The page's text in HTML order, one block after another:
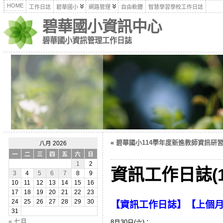
HOME 工作日誌 碧華國小 網路管理 自由軟體 智慧學習學校工作日誌
碧華國小資訊中心
碧華國小資訊管理工作日誌
八月 2026
一
二 三 四 五 六
日
1
2
3
4 5 6 7 8
9
10
11 12 13 14 15
16
17
18 19 20 21 22
23
24
25 26 27 28 29
30
31
« 七月
« 碧華國小114學年度新進教師資訊研
資訊工作日誌
【資訊工作日誌】【上個